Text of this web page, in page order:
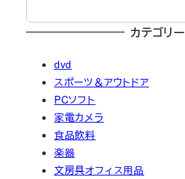
カテゴリー
dvd
スポーツ＆アウトドア
PCソフト
家電カメラ
食品飲料
楽器
文房具オフィス用品